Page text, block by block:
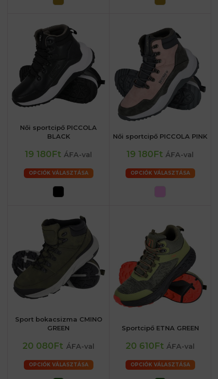
Női sportcipő PICCOLA
BLACK
19 180Ft ÁFA-val
OPCIÓK VÁLASZTÁSA
Női sportcipő PICCOLA PINK
19 180Ft ÁFA-val
OPCIÓK VÁLASZTÁSA
Sport bokacsizma CMINO
GREEN
20 080Ft ÁFA-val
OPCIÓK VÁLASZTÁSA
Sportcipő ETNA GREEN
20 610Ft ÁFA-val
OPCIÓK VÁLASZTÁSA